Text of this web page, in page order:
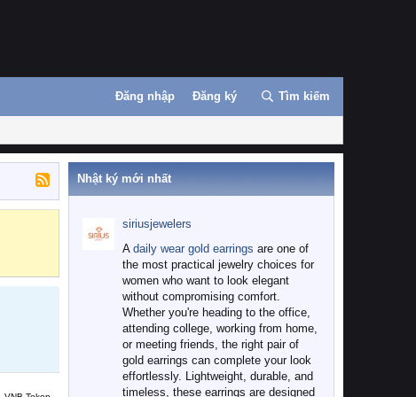
Đăng nhập Đăng ký Tìm kiếm
Nhật ký mới nhất
siriusjewelers
A daily wear gold earrings are one of
the most practical jewelry choices for
women who want to look elegant
without compromising comfort.
Whether you're heading to the office,
attending college, working from home,
or meeting friends, the right pair of
gold earrings can complete your look
effortlessly. Lightweight, durable, and
timeless, these earrings are designed